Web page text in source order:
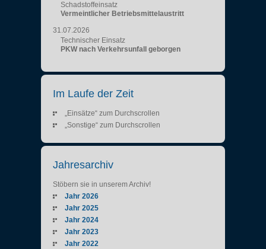
Schadstoffeinsatz
Vermeintlicher Betriebsmittelaustritt
31.07.2026
Technischer Einsatz
PKW nach Verkehrsunfall geborgen
Im Laufe der Zeit
„Einsätze“ zum Durchscrollen
„Sonstige“ zum Durchscrollen
Jahresarchiv
Stöbern sie in unserem Archiv!
Jahr 2026
Jahr 2025
Jahr 2024
Jahr 2023
Jahr 2022